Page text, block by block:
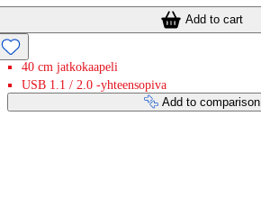
Add to cart
40 cm jatkokaapeli
USB 1.1 / 2.0 -yhteensopiva
Add to comparison